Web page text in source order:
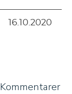
16.10.2020
Kommentarer